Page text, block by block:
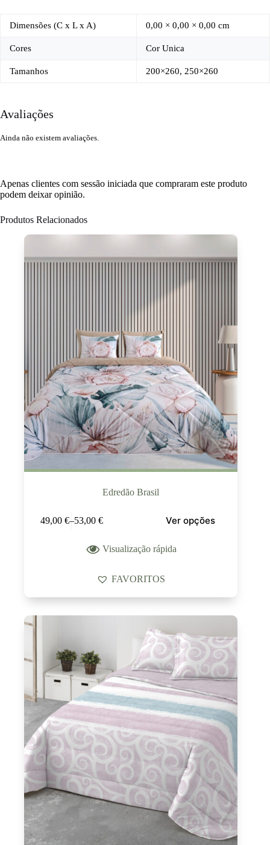
Dimensões (C x L x A) 0,00 × 0,00 × 0,00 cm
Cores Cor Unica
Tamanhos 200×260, 250×260
Avaliações
Ainda não existem avaliações.
Apenas clientes com sessão iniciada que compraram este produto
podem deixar opinião.
Produtos Relacionados
Edredão Brasil
49,00 €–53,00 € Ver opções
Visualização rápida
FAVORITOS